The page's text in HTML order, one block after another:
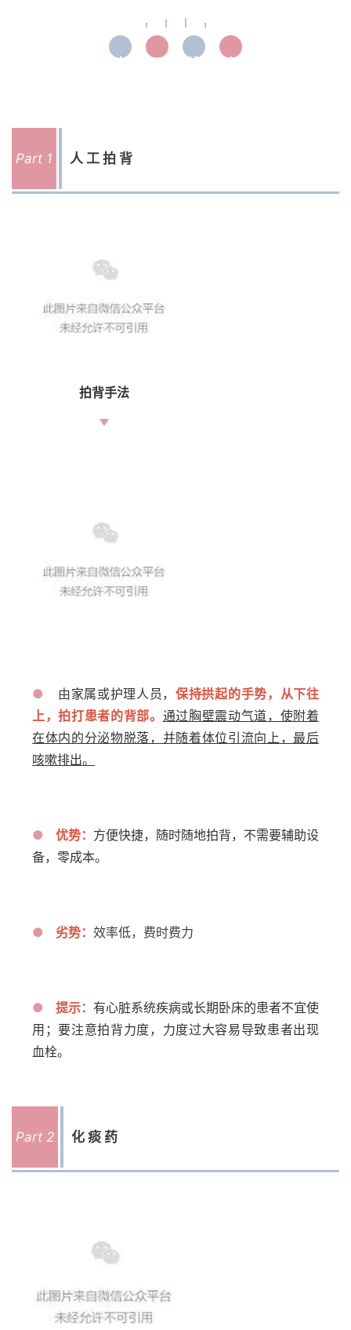
人 工 排 痰
Part 1 人工拍背
拍背手法
● 由家属或护理人员，保持拱起的手势，从下往
上，拍打患者的背部。 通过胸壁震动气道，使附着
在体内的分泌物脱落，并随着体位引流向上，最后
咳嗽排出。
● 优势： 方便快捷，随时随地拍背，不需要辅助设
备，零成本。
● 劣势： 效率低，费时费力
● 提示： 有心脏系统疾病或长期卧床的患者不宜使
用；要注意拍背力度，力度过大容易导致患者出现
血栓。
Part 2 化痰药